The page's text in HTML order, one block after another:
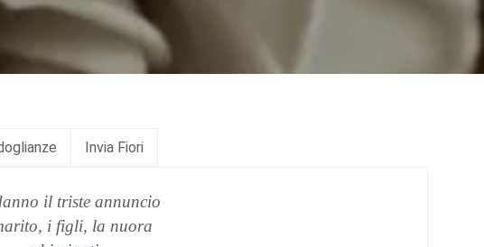
Invia Fiori
il triste annuncio
i figli, la nuora